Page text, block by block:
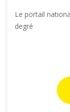
Le portail
degré